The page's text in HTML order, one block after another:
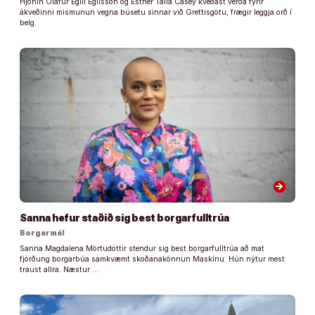
ákveðinni mismunun vegna búsetu sinnar við Grettisgötu, frægir leggja orð í
belg.
arrow_forward
Sanna hefur staðið sig best borgarfulltrúa
Borgarmál
Sanna Magdalena Mörtudóttir stendur sig best borgarfulltrúa að mat
fjórðung borgarbúa samkvæmt skoðanakönnun Maskínu. Hún nýtur mest
traust allra. Næstur …